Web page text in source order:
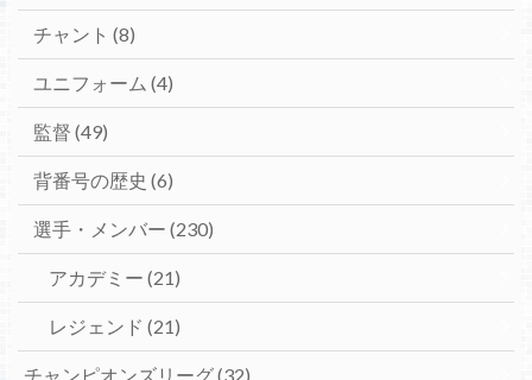
チャント (8)
ユニフォーム (4)
監督 (49)
背番号の歴史 (6)
選手・メンバー (230)
アカデミー (21)
レジェンド (21)
チャンピオンズリーグ(32)